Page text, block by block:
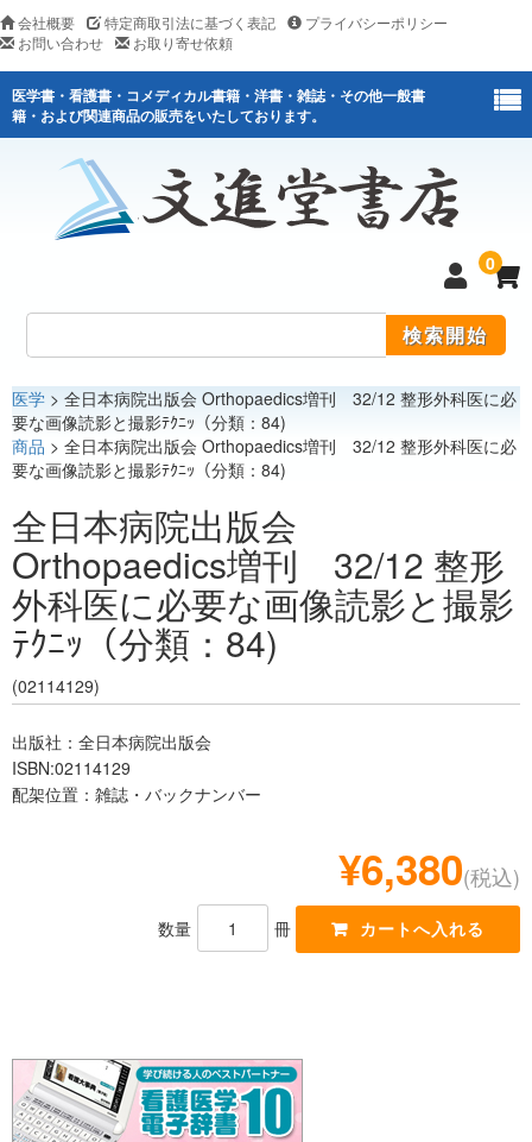
会社概要 特定商取引法に基づく表記
プライバシーポリシー
お問い合わせ
お取り寄せ依頼
医学書・看護書・コメディカル書籍・洋書・雑誌・その他一般書
籍・および関連商品の販売をいたしております。
0
医学
看護
レジデント
医学 > 全日本病院出版会 Orthopaedics増刊 32/12 整形外科医に必
要な画像読影と撮影ﾃｸﾆｯ（分類：84)
商品 > 全日本病院出版会 Orthopaedics増刊 32/12 整形外科医に必
要な画像読影と撮影ﾃｸﾆｯ（分類：84)
全日本病院出版会
Orthopaedics増刊 32/12 整形
外科医に必要な画像読影と撮影
ﾃｸﾆｯ（分類：84)
(02114129)
出版社：全日本病院出版会
ISBN:02114129
配架位置：雑誌・バックナンバー
¥6,380(税込)
数量 冊